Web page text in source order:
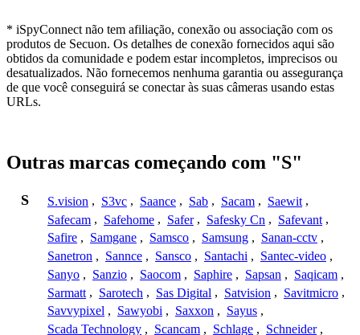
* iSpyConnect não tem afiliação, conexão ou associação com os
produtos de Secuon. Os detalhes de conexão fornecidos aqui são
obtidos da comunidade e podem estar incompletos, imprecisos ou
desatualizados. Não fornecemos nenhuma garantia ou assegurança
de que você conseguirá se conectar às suas câmeras usando estas
URLs.
Outras marcas começando com "S"
S S.vision , S3vc , Saance , Sab , Sacam , Saewit ,
Safecam , Safehome , Safer , Safesky Cn , Safevant ,
Safire , Samgane , Samsco , Samsung , Sanan-cctv ,
Sanetron , Sannce , Sansco , Santachi , Santec-video ,
Sanyo , Sanzio , Saocom , Saphire , Sapsan , Saqicam ,
Sarmatt , Sarotech , Sas Digital , Satvision , Savitmicro ,
Savvypixel , Sawyobi , Saxxon , Sayus ,
Scada Technology , Scancam , Schlage , Schneider ,